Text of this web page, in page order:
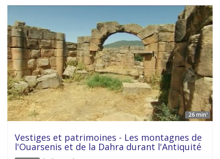
26 min'
Vestiges et patrimoines - Les montagnes de
l'Ouarsenis et de la Dahra durant l'Antiquité